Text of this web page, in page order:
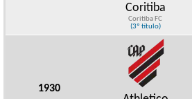
Coritiba
Coritiba FC
(3º título)
1930